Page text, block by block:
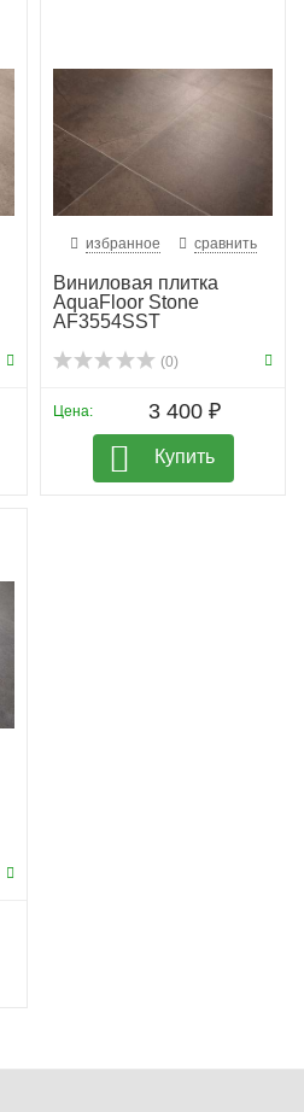
избранное сравнить
Виниловая плитка
AquaFloor Stone
AF3554SST
(0)
Цена: 3 400 ₽
Купить